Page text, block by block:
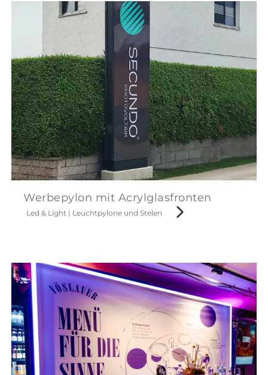
Werbepylon mit Acrylglasfronten
Led & Light | Leuchtpylone und Stelen